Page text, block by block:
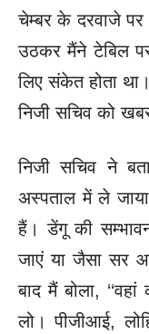
चेम्बर के दरवाजे
उठकर मैंने टेबिल
लिए संकेत होता
निजी सचिव को
निजी सचिव ने
अस्पताल में ले
हैं। डेंगू की
जाएं या जैसा सर
बाद मैं बोला,
लो। पीजीआई,